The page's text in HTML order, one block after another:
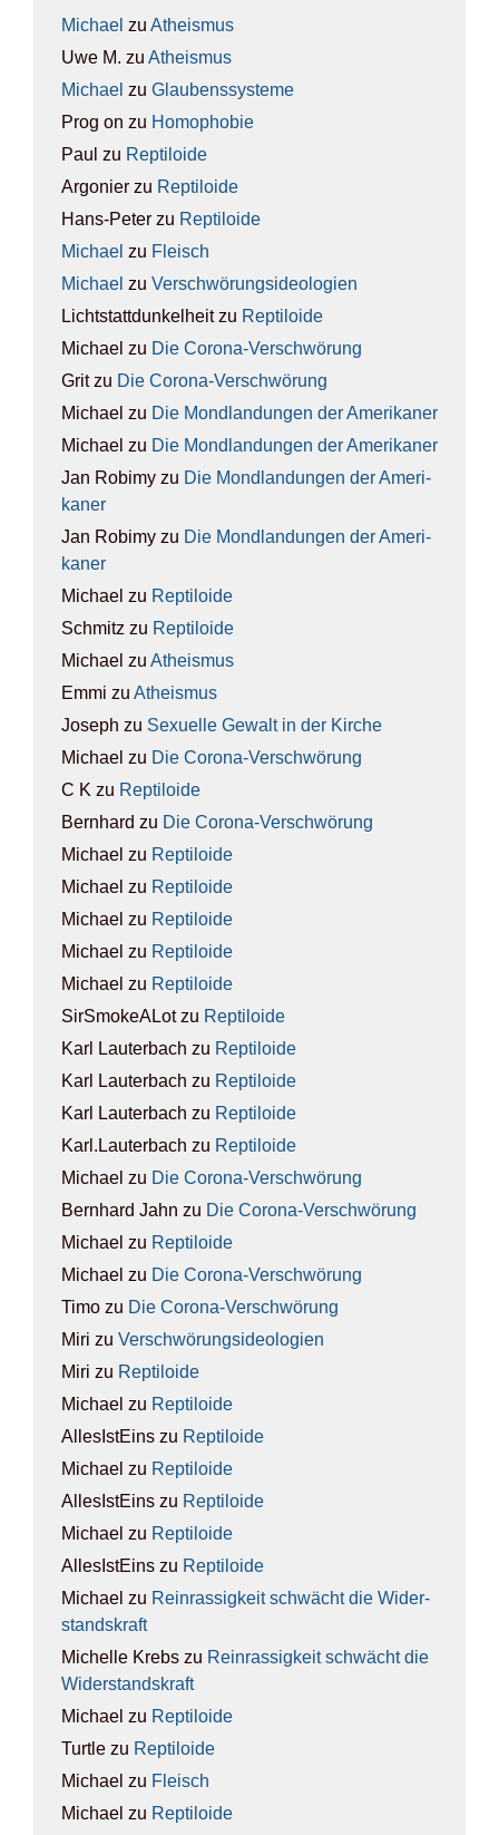
Michael zu Athe­is­mus
Uwe M. zu Athe­is­mus
Michael zu Glau­bens­sys­te­me
Prog on zu Homo­pho­bie
Paul zu Rep­ti­lo­ide
Argonier zu Rep­ti­lo­ide
Hans-Peter zu Rep­ti­lo­ide
Michael zu Fleisch
Michael zu Ver­schwö­rungs­ideo­lo­gien
Lichtstattdunkelheitzu Rep­ti­lo­ide
Michael zu Die Coro­na-Ver­schwö­rung
Gritzu Die Coro­na-Ver­schwö­rung
Michael zu Die Mond­lan­dun­gen der Ame­ri­ka­ner
Michael zu Die Mond­lan­dun­gen der Ame­ri­ka­ner
Jan Robimy zu Die Mond­lan­dun­gen der Ame­ri­
ka­ner
Jan Robimy zu Die Mond­lan­dun­gen der Ame­ri­
ka­ner
Michael zu Rep­ti­lo­ide
Schmitz zu Rep­ti­lo­ide
Michael zu Athe­is­mus
Emmi zu Athe­is­mus
Joseph zu Sexu­el­le Gewalt in der Kir­che
Michael zu Die Coro­na-Ver­schwö­rung
C K zu Rep­ti­lo­ide
Bernhard zu Die Coro­na-Ver­schwö­rung
Michael zu Rep­ti­lo­ide
Michael zu Rep­ti­lo­ide
Michael zu Rep­ti­lo­ide
Michael zu Rep­ti­lo­ide
Michael zu Rep­ti­lo­ide
SirSmokeALotzu Rep­ti­lo­ide
Karl Lauterbach zu Rep­ti­lo­ide
Karl Lauterbach zu Rep­ti­lo­ide
Karl Lauterbach zu Rep­ti­lo­ide
Karl.Lauterbach zu Rep­ti­lo­ide
Michael zu Die Coro­na-Ver­schwö­rung
Bernhard Jahn zu Die Coro­na-Ver­schwö­rung
Michael zu Rep­ti­lo­ide
Michael zu Die Coro­na-Ver­schwö­rung
Timo zu Die Coro­na-Ver­schwö­rung
Miri zu Ver­schwö­rungs­ideo­lo­gien
Miri zu Rep­ti­lo­ide
Michael zu Rep­ti­lo­ide
AllesIstEins zu Rep­ti­lo­ide
Michael zu Rep­ti­lo­ide
AllesIstEins zu Rep­ti­lo­ide
Michael zu Rep­ti­lo­ide
AllesIstEins zu Rep­ti­lo­ide
Michael zu Rein­ras­sig­keit schwächt die Wider­
stands­kraft
Michelle Krebs zu Rein­ras­sig­keit schwächt die
Wider­stands­kraft
Michael zu Rep­ti­lo­ide
Turtle zu Rep­ti­lo­ide
Michael zu Fleisch
Michael zu Rep­ti­lo­ide